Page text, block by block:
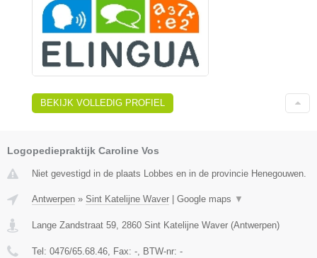
BEKIJK VOLLEDIG PROFIEL
Logopediepraktijk Caroline Vos
Niet gevestigd in de plaats Lobbes en in de provincie Henegouwen.
Antwerpen » Sint Katelijne Waver Google maps ▼
Lange Zandstraat 59, 2860 Sint Katelijne Waver (Antwerpen)
Tel: 0476/65.68.46, Fax: -, BTW-nr: -